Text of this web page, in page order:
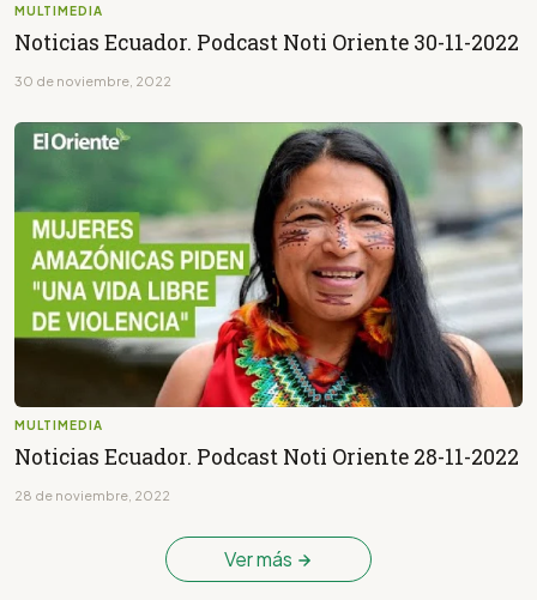
MULTIMEDIA
Noticias Ecuador. Podcast Noti Oriente 30-11-2022
30 de noviembre, 2022
MULTIMEDIA
Noticias Ecuador. Podcast Noti Oriente 28-11-2022
28 de noviembre, 2022
Ver más